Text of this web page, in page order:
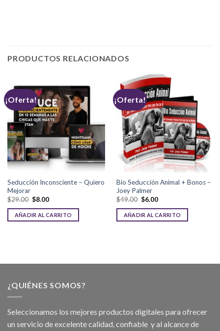
PRODUCTOS RELACIONADOS
¡Oferta!
Seducción Inconsciente – Quiero
Mejorar
$29.00 $8.00
AÑADIR AL CARRITO
¡Oferta!
Bio Seducción Animal + Bonos –
Joey Palmer
$49.00 $6.00
AÑADIR AL CARRITO
¿QUIÉNES SOMOS?
Seleccionamos los mejores productos digitales para ofrecer
un servicio de excelente calidad, confiable y al alcance de